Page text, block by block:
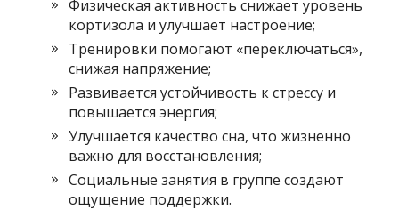
Физическая активность снижает уровень
кортизола и улучшает настроение;
Тренировки помогают «переключаться»,
снижая напряжение;
Развивается устойчивость к стрессу и
повышается энергия;
Улучшается качество сна, что жизненно
важно для восстановления;
Социальные занятия в группе создают
ощущение поддержки.